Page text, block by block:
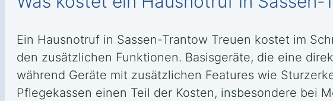
Ein Hausnotruf in Sassen-Trantow Treuen kostet im
den zusätzlichen Funktionen. Basisgeräte, die eine
während Geräte mit zusätzlichen Features wie
Pflegekassen einen Teil der Kosten, insbesondere bei